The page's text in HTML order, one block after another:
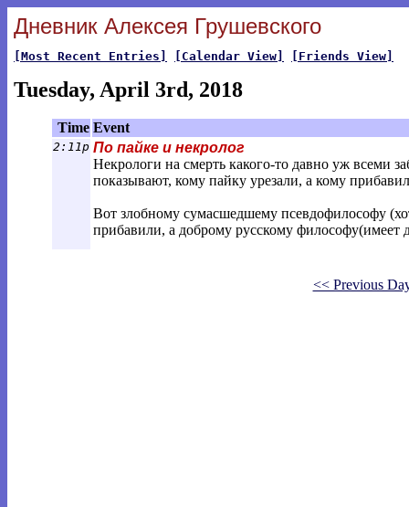
Дневник Алексея Грушевского
[Most Recent Entries] [Calendar View] [Friends View]
Tuesday, April 3rd, 2018
Time Event
2:11p По пайке и некролог
Некрологи на смерть какого-то давно уж всеми
показывают, кому пайку урезали, а кому
Вот злобному сумасшедшему псевдофилософу
прибавили, а доброму русскому
<< Previous